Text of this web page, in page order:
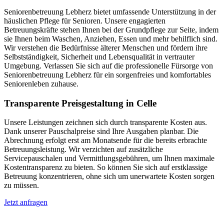
Seniorenbetreuung Lebherz bietet umfassende Unterstützung in der
häuslichen Pflege für Senioren. Unsere engagierten
Betreuungskräfte stehen Ihnen bei der Grundpflege zur Seite, indem
sie Ihnen beim Waschen, Anziehen, Essen und mehr behilflich sind.
Wir verstehen die Bedürfnisse älterer Menschen und fördern ihre
Selbstständigkeit, Sicherheit und Lebensqualität in vertrauter
Umgebung. Verlassen Sie sich auf die professionelle Fürsorge von
Seniorenbetreuung Lebherz für ein sorgenfreies und komfortables
Seniorenleben zuhause.
Transparente Preisgestaltung in Celle
Unsere Leistungen zeichnen sich durch transparente Kosten aus.
Dank unserer Pauschalpreise sind Ihre Ausgaben planbar. Die
Abrechnung erfolgt erst am Monatsende für die bereits erbrachte
Betreuungsleistung. Wir verzichten auf zusätzliche
Servicepauschalen und Vermittlungsgebühren, um Ihnen maximale
Kostentransparenz zu bieten. So können Sie sich auf erstklassige
Betreuung konzentrieren, ohne sich um unerwartete Kosten sorgen
zu müssen.
Jetzt anfragen